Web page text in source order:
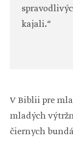
kajali.“
V Biblii pre
mladých
čiernych